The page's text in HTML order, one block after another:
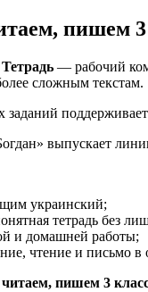
пишем 3
— рабочий
сложным текстам.
выпускает
украинский;
тетрадь без
и домашней работы;
чтение и письмо
пишем 3